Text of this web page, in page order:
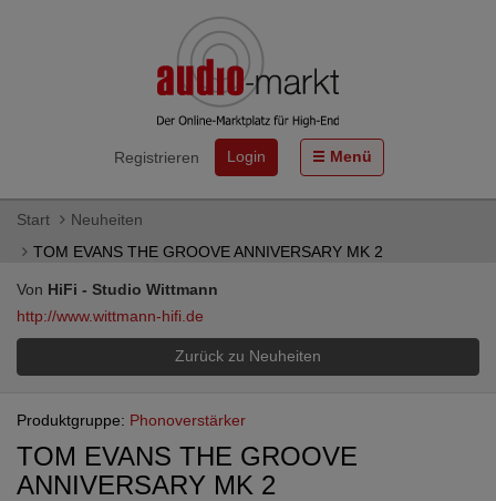
Registrieren Login Menü
Start
Neuheiten
TOM EVANS THE GROOVE ANNIVERSARY MK 2
Von HiFi - Studio Wittmann
http://www.wittmann-hifi.de
Zurück zu Neuheiten
Produktgruppe: Phonoverstärker
TOM EVANS THE GROOVE
ANNIVERSARY MK 2